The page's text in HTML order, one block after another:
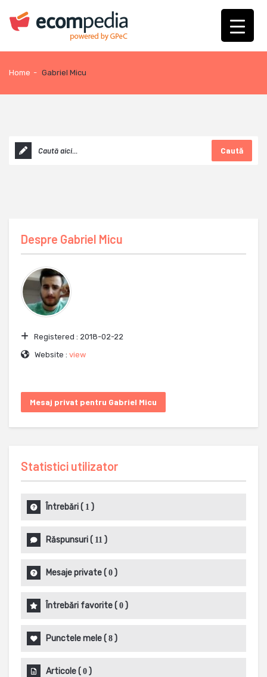
Home - Gabriel Micu
Caută
Despre Gabriel Micu
Registered : 2018-02-22
Website : view
Mesaj privat pentru Gabriel Micu
Statistici utilizator
Întrebări( 1 )
Răspunsuri( 11 )
Mesaje private( 0 )
Întrebări favorite( 0 )
Punctele mele( 8 )
Articole( 0 )